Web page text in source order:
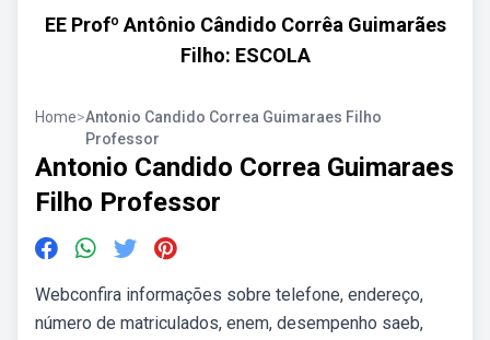
EE Profº Antônio Cândido Corrêa Guimarães
Filho: ESCOLA
Home>Antonio Candido Correa Guimaraes Filho
Professor
Antonio Candido Correa Guimaraes
Filho Professor
Webconfira informações sobre telefone, endereço,
número de matriculados, enem, desempenho saeb,